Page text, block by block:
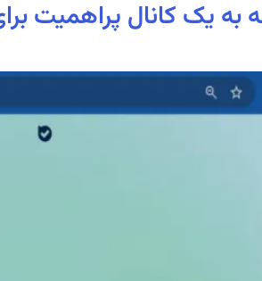
به یک کانال پراهمیت